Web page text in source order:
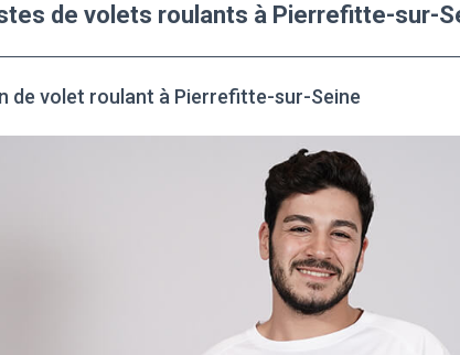
de volets roulants à Pierrefitte-sur-
de volet roulant à Pierrefitte-sur-Seine